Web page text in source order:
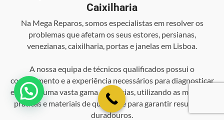
Caixilharia
Na Mega Reparos, somos especialistas em resolver os
problemas que afetam os seus estores, persianas,
venezianas, caixilharia, portas e janelas em Lisboa.
A nossa equipa de técnicos qualificados possui o
conhecimento e a experiência necessários para diagnosticar
e reparar uma vasta gama de avarias, utilizando as melhores
práticas e materiais de qualidade para garantir resultados
duradouros.
💬 Como podemos ajudar?